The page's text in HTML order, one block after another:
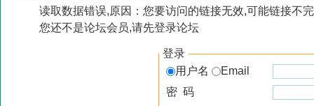
读取数据错误,原因：您要访问的链接无效,可能链接不
您还不是论坛会员,请先登录论坛
登录
用户名
Email
密 码